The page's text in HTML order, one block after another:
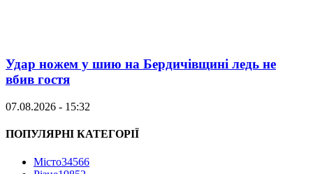
Удар ножем у шию на Бердичівщині ледь не
вбив гостя
07.08.2026 - 15:32
ПОПУЛЯРНІ КАТЕГОРІЇ
Місто34566